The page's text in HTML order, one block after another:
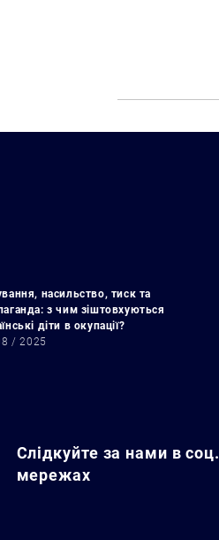
насильство, тиск та
з чим зіштовхуються
діти в окупації?
/ 2025
Слідкуйте за нами в соц.
мережах